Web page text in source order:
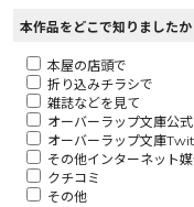
本作品をどこで知りましたか
本屋の店頭で
折り込みチラシで
雑誌などを見て
オーバーラップ文庫公
オーバーラップ文庫
その他インターネット
クチコミ
その他